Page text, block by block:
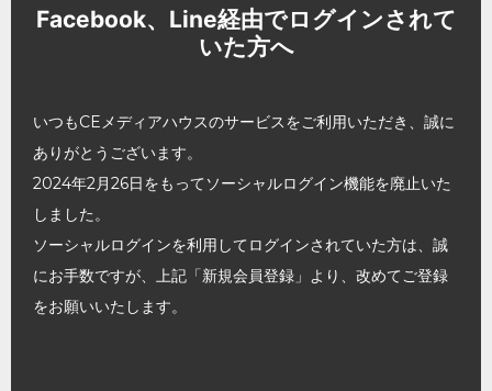
Facebook、Line経由でログインされて
いた方へ
いつもCEメディアハウスのサービスをご利用いただき、誠に
ありがとうございます。
2024年2月26日をもってソーシャルログイン機能を廃止いた
しました。
ソーシャルログインを利用してログインされていた方は、誠
にお手数ですが、上記「新規会員登録」より、改めてご登録
をお願いいたします。